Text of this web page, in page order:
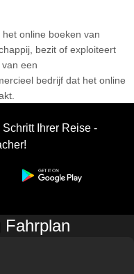
online boeken van
bezit of exploiteert
een
bedrijf dat het online
Ihrer Reise -
Fahrplan